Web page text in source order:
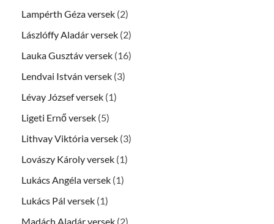
Lampérth Géza versek (2)
Lászlóffy Aladár versek (2)
Lauka Gusztáv versek (16)
Lendvai István versek (3)
Lévay József versek (1)
Ligeti Ernő versek (5)
Lithvay Viktória versek (3)
Lovászy Károly versek (1)
Lukács Angéla versek (1)
Lukács Pál versek (1)
Madách Aladár versek (2)